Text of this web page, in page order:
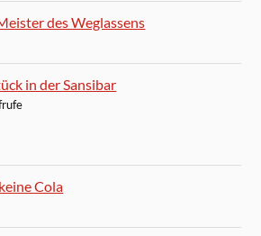
des Weglassens
in der Sansibar
Cola